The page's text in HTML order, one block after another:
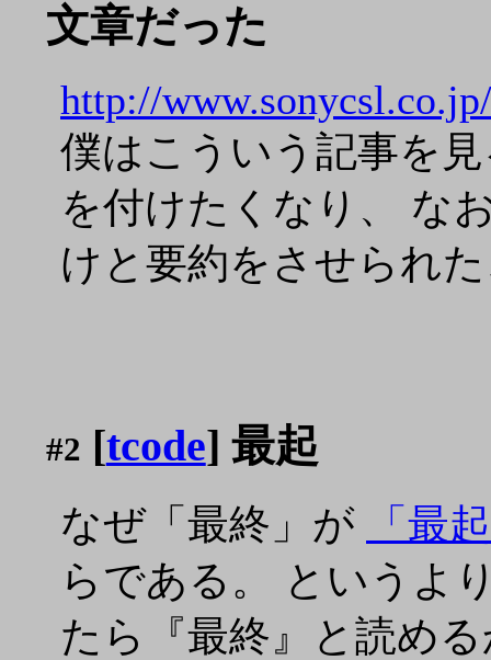
文章だった
http://
僕はこういう記事を
を付けたくなり、 な
けと要約をさせられ
#2 [tcode] 最起
なぜ「最終」が
「最
らである。 というよ
たら『最終』と読め